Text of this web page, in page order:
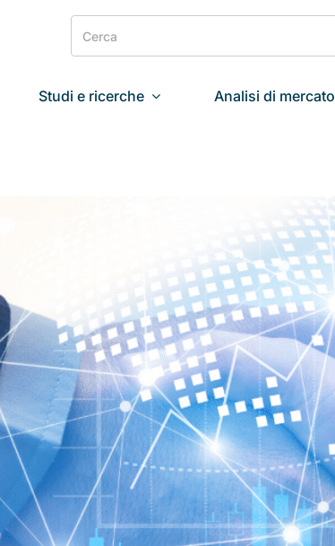
Search
for:
Studi e ricerche Analisi di mercato